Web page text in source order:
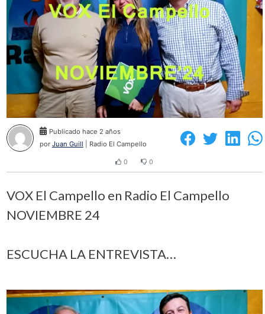
Publicado hace 2 años
por Juan Guill | Radio El Campello
0 0
VOX El Campello en Radio El Campello
NOVIEMBRE 24
ESCUCHA LA ENTREVISTA…